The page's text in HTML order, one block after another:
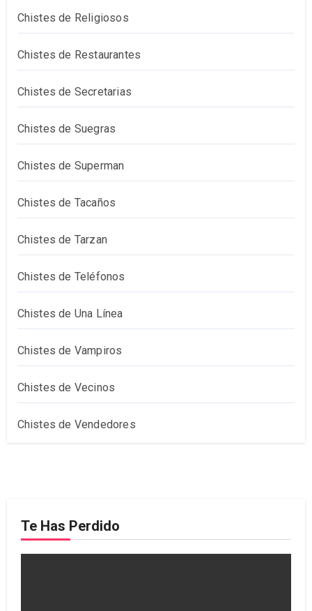
Chistes de Religiosos
Chistes de Restaurantes
Chistes de Secretarias
Chistes de Suegras
Chistes de Superman
Chistes de Tacaños
Chistes de Tarzan
Chistes de Teléfonos
Chistes de Una Línea
Chistes de Vampiros
Chistes de Vecinos
Chistes de Vendedores
Te Has Perdido